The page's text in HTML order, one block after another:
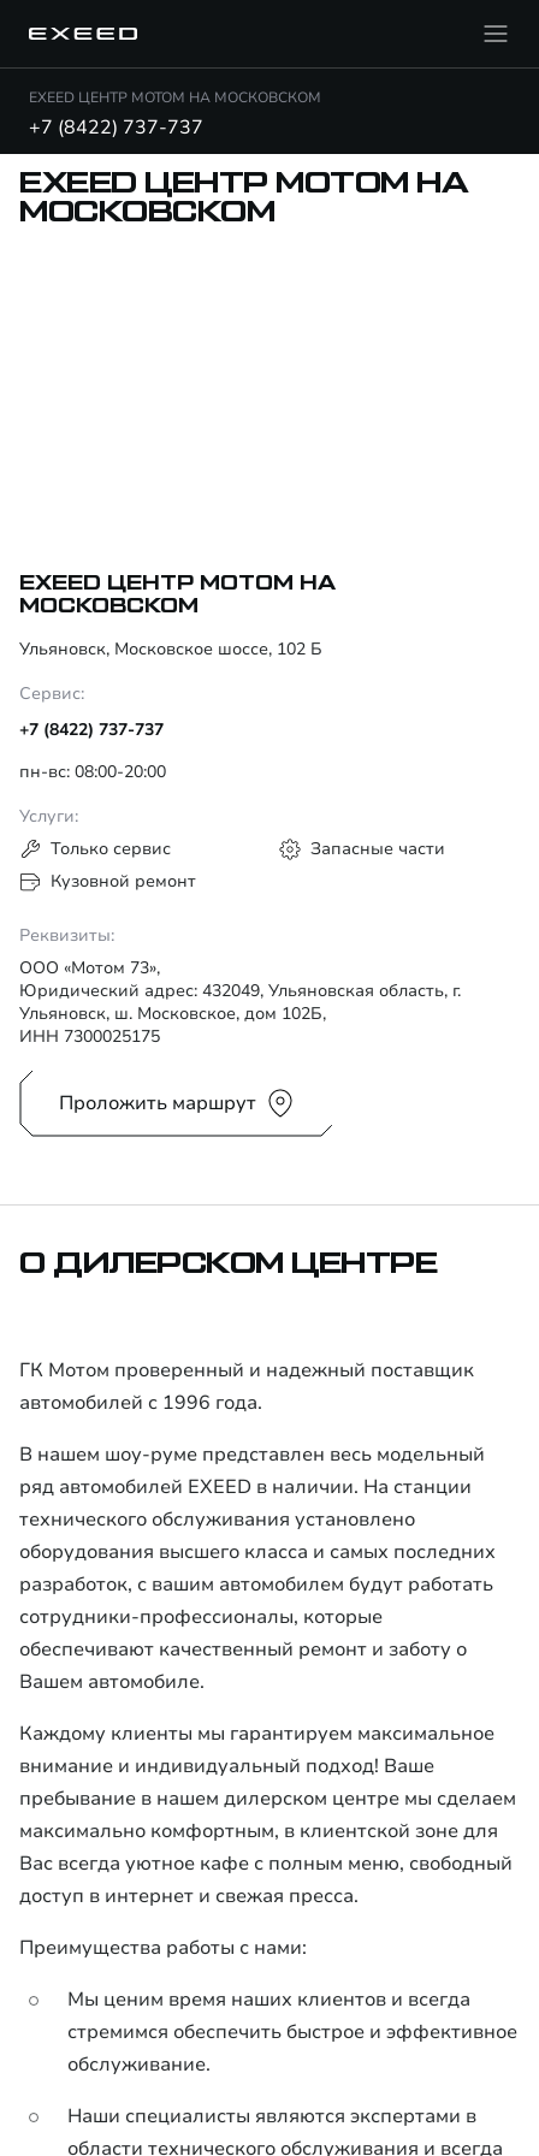
EXEED ЦЕНТР МОТОМ НА МОСКОВСКОМ
+7 (8422) 737-737
EXEED ЦЕНТР МОТОМ НА
МОСКОВСКОМ
EXEED ЦЕНТР МОТОМ НА
МОСКОВСКОМ
Ульяновск, Московское шоссе, 102 Б
Сервис:
+7 (8422) 737-737
пн-вс: 08:00-20:00
Услуги:
Только сервис
Запасные части
Кузовной ремонт
Реквизиты:
ООО «Мотом 73»,
Юридический адрес: 432049, Ульяновская область, г.
Ульяновск, ш. Московское, дом 102Б,
ИНН 7300025175
Проложить маршрут
О ДИЛЕРСКОМ ЦЕНТРЕ
ГК Мотом проверенный и надежный поставщик
автомобилей c 1996 года.
В нашем шоу-руме представлен весь модельный
ряд автомобилей EXEED в наличии. На станции
технического обслуживания установлено
оборудования высшего класса и самых последних
разработок, с вашим автомобилем будут работать
сотрудники-профессионалы, которые
обеспечивают качественный ремонт и заботу о
Вашем автомобиле.
Каждому клиенты мы гарантируем максимальное
внимание и индивидуальный подход! Ваше
пребывание в нашем дилерском центре мы сделаем
максимально комфортным, в клиентской зоне для
Вас всегда уютное кафе с полным меню, свободный
доступ в интернет и свежая пресса.
Преимущества работы с нами:
Мы ценим время наших клиентов и всегда
стремимся обеспечить быстрое и эффективное
обслуживание.
Наши специалисты являются экспертами в
области технического обслуживания и всегда